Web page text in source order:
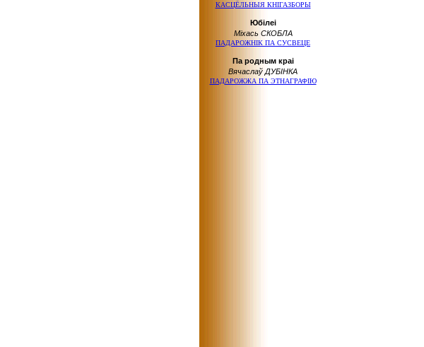
КАСЦЁЛЬНЫЯ КНІГАЗБОРЫ
Юбілеі
Міхась СКОБЛА
ПАДАРОЖНІК ПА СУСВЕЦЕ
Па родным краі
Вячаслаў ДУБІНКА
ПАДАРОЖЖА ПА ЭТНАГРАФIЮ